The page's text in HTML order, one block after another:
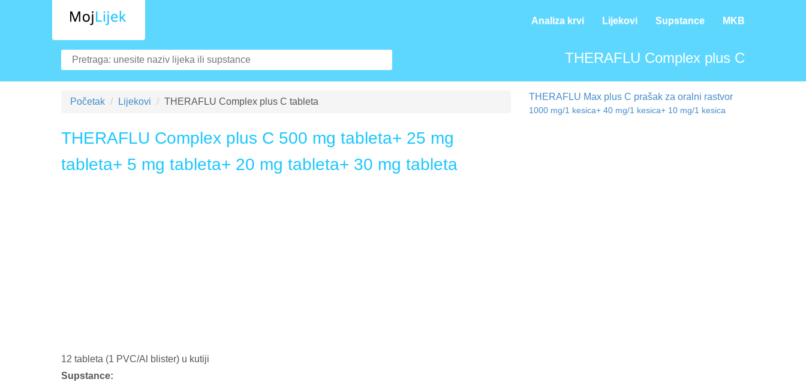
Analiza krvi Lijekovi Supstance MKB
THERAFLU Complex plus C
Početak Lijekovi THERAFLU Complex plus C tableta
THERAFLU Complex plus C 500 mg tableta+ 25 mg
tableta+ 5 mg tableta+ 20 mg tableta+ 30 mg tableta
12 tableta (1 PVC/Al blister) u kutiji
Supstance:
THERAFLU Max plus C prašak za oralni rastvor
1000 mg/1 kesica+ 40 mg/1 kesica+ 10 mg/1 kesica